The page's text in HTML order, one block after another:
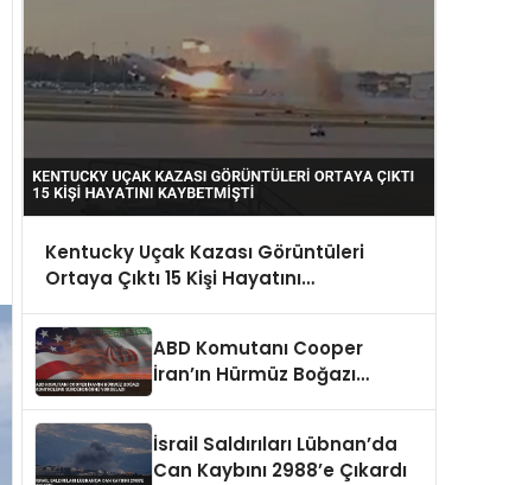
Kentucky Uçak Kazası Görüntüleri
Ortaya Çıktı 15 Kişi Hayatını
ABD Komutanı Cooper
İran’ın Hürmüz Boğazı
İsrail Saldırıları Lübnan’da
Can Kaybını 2988’e Çıkardı